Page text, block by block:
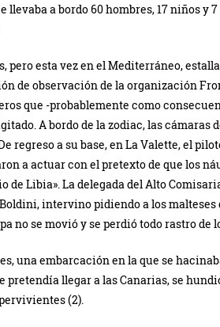
llevaba a bordo 60 hombres, 17 niños y
pero esta vez en el Mediterráneo,
de observación de la organización
que -probablemente como
A bordo de la zodiac, las
regreso a su base, en La Valette, el
a actuar con el pretexto de que los
Libia». La delegada del Alto
intervino pidiendo a los
no se movió y se perdió todo rastro de
una embarcación en la que se
pretendía llegar a las Canarias, se
(2).